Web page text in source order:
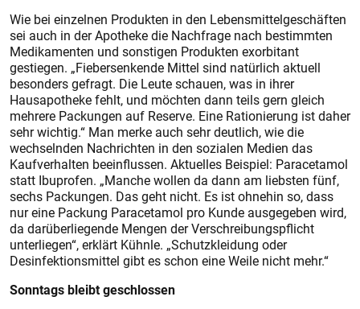
Wie bei einzelnen Produkten in den Lebensmittelgeschäften
sei auch in der Apotheke die Nachfrage nach bestimmten
Medikamenten und sonstigen Produkten exorbitant
gestiegen. „Fiebersenkende Mittel sind natürlich aktuell
besonders gefragt. Die Leute schauen, was in ihrer
Hausapotheke fehlt, und möchten dann teils gern gleich
mehrere Packungen auf Reserve. Eine Rationierung ist daher
sehr wichtig.“ Man merke auch sehr deutlich, wie die
wechselnden Nachrichten in den sozialen Medien das
Kaufverhalten beeinflussen. Aktuelles Beispiel: Paracetamol
statt Ibuprofen. „Manche wollen da dann am liebsten fünf,
sechs Packungen. Das geht nicht. Es ist ohnehin so, dass
nur eine Packung Paracetamol pro Kunde ausgegeben wird,
da darüberliegende Mengen der Verschreibungspflicht
unterliegen“, erklärt Kühnle. „Schutzkleidung oder
Desinfektionsmittel gibt es schon eine Weile nicht mehr.“
Sonntags bleibt geschlossen